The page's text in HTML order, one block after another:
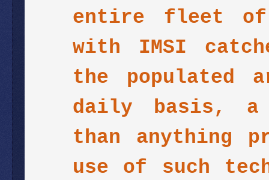
entire fleet of
with IMSI
the populated
daily basis, a
than anything
use of such